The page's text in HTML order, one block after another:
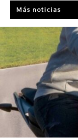
Más noticias